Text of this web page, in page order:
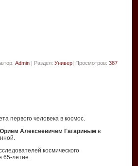
Admin| Раздел: Универ| Просмотров: 387
первого человека в космос.
Алексеевичем Гагариным в
космического
65-летие.